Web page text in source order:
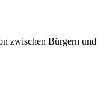
zwischen Bürgern und